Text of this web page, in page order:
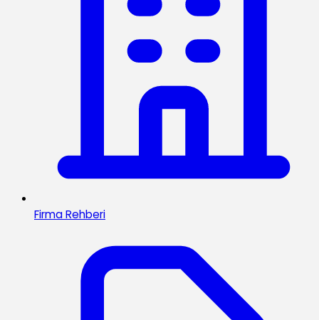
Firma Rehberi